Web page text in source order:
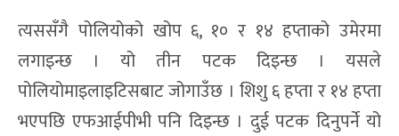
त्यससँगै पोलियोको खोप ६, १० र १४ हप्ताको उमेरमा
लगाइन्छ । यो तीन पटक दिइन्छ । यसले
पोलियोमाइलाइटिसबाट जोगाउँछ । शिशु ६ हप्ता र १४ हप्ता
भएपछि एफआईपीभी पनि दिइन्छ । दुई पटक दिनुपर्ने यो